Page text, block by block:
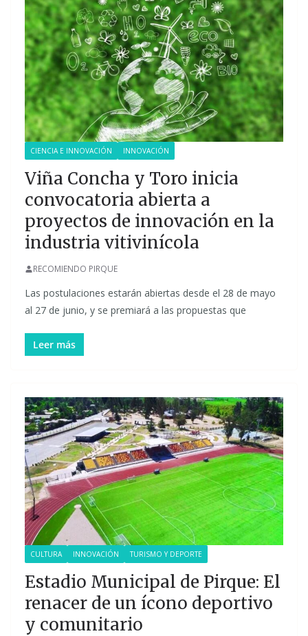
CIENCIA E INNOVACIÓN INNOVACIÓN
Viña Concha y Toro inicia
convocatoria abierta a
proyectos de innovación en la
industria vitivinícola
RECOMIENDO PIRQUE
Las postulaciones estarán abiertas desde el 28 de mayo
al 27 de junio, y se premiará a las propuestas que
Leer más
CULTURA INNOVACIÓN TURISMO Y DEPORTE
Estadio Municipal de Pirque: El
renacer de un ícono deportivo
y comunitario